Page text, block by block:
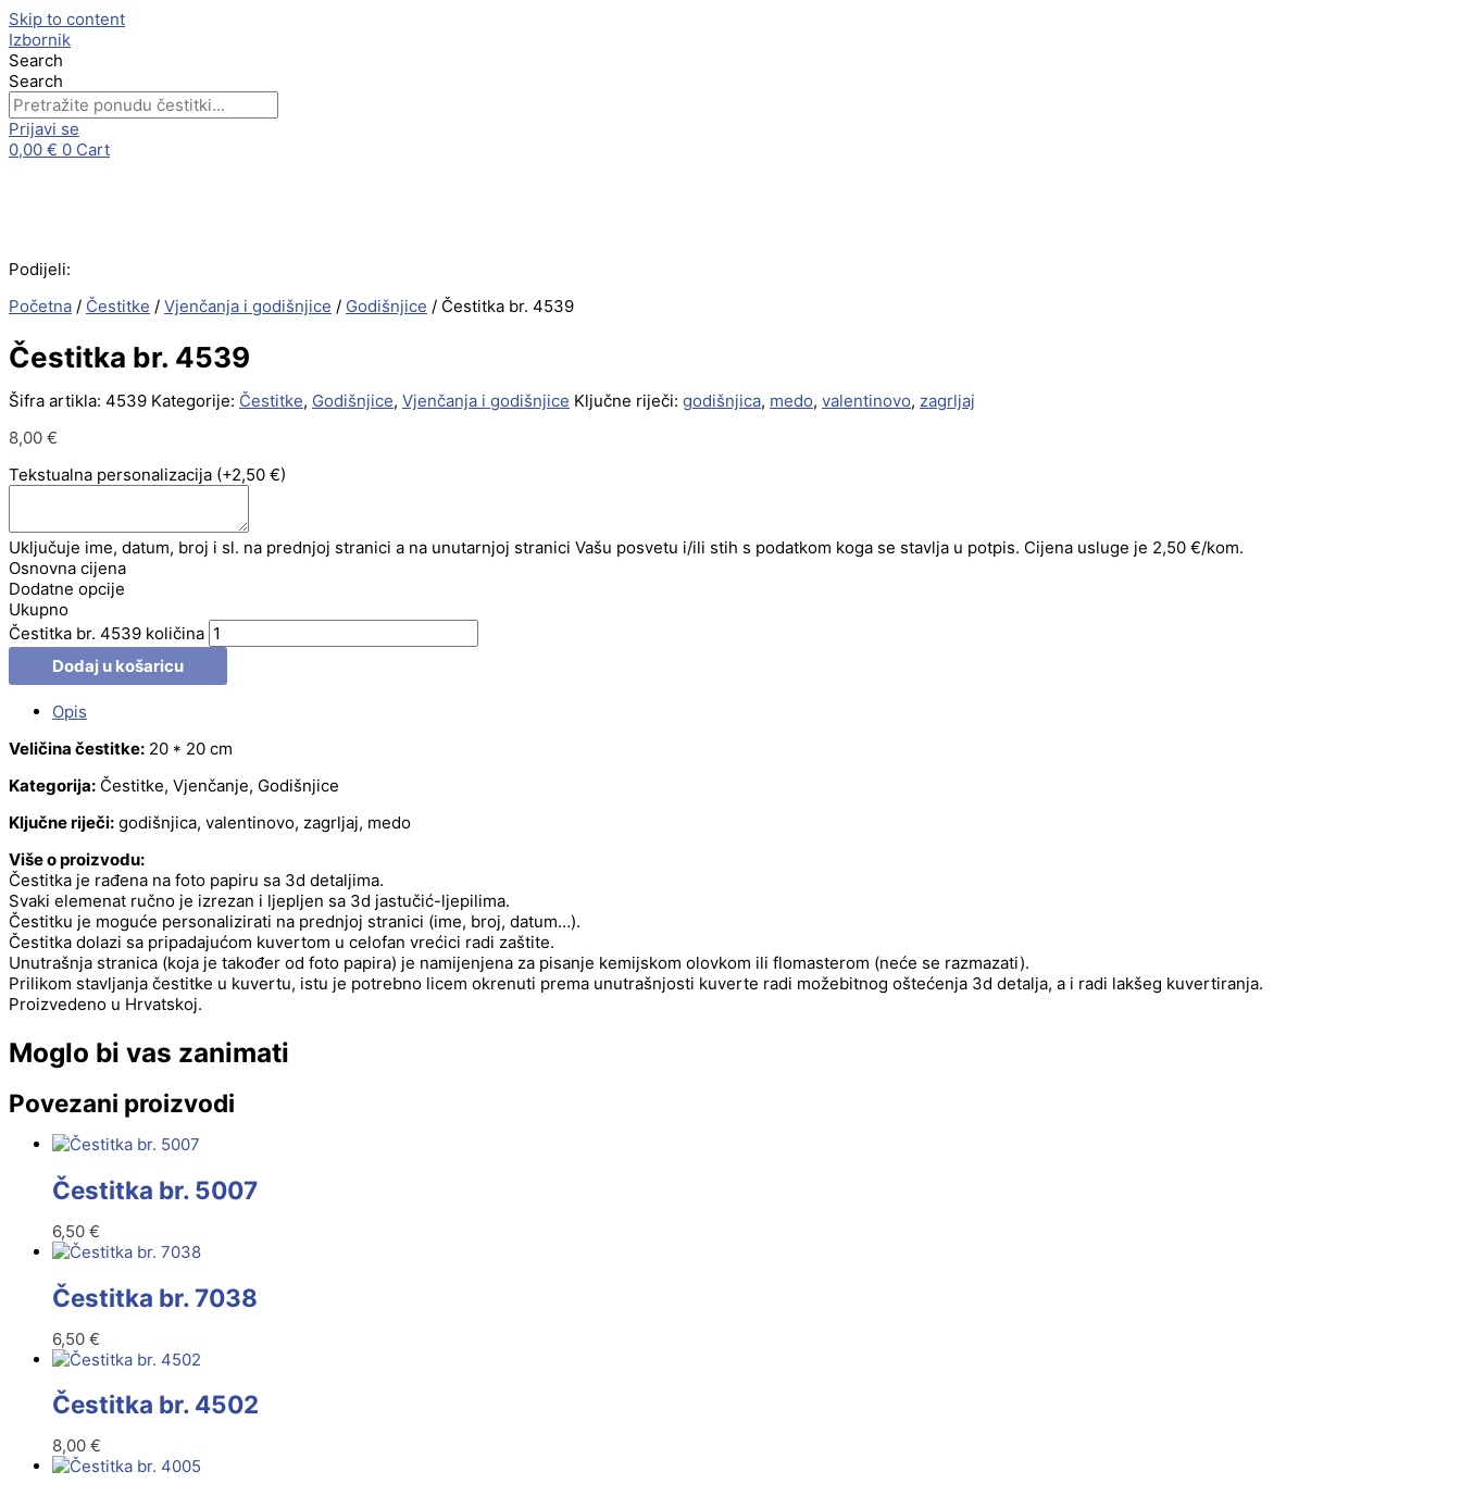
Skip to content
Izbornik
Search
Search
Prijavi se
0,00 € 0 Cart
Podijeli:
Početna / Čestitke / Vjenčanja i godišnjice / Godišnjice / Čestitka br. 4539
Čestitka br. 4539
Šifra artikla: 4539 Kategorije: Čestitke, Godišnjice, Vjenčanja i godišnjice Ključne riječi: godišnjica, medo, valentinovo, zagrljaj
8,00 €
Tekstualna personalizacija (+2,50 €)
Uključuje ime, datum, broj i sl. na prednjoj stranici a na unutarnjoj stranici Vašu posvetu i/ili stih s podatkom koga se stavlja u potpis. Cijena usluge je 2,50 €/kom.
Osnovna cijena
Dodatne opcije
Ukupno
Čestitka br. 4539 količina
Dodaj u košaricu
Opis
Veličina čestitke: 20 * 20 cm
Kategorija: Čestitke, Vjenčanje, Godišnjice
Ključne riječi: godišnjica, valentinovo, zagrljaj, medo
Više o proizvodu:
Čestitka je rađena na foto papiru sa 3d detaljima.
Svaki elemenat ručno je izrezan i ljepljen sa 3d jastučić-ljepilima.
Čestitku je moguće personalizirati na prednjoj stranici (ime, broj, datum…).
Čestitka dolazi sa pripadajućom kuvertom u celofan vrećici radi zaštite.
Unutrašnja stranica (koja je također od foto papira) je namijenjena za pisanje kemijskom olovkom ili flomasterom (neće se razmazati).
Prilikom stavljanja čestitke u kuvertu, istu je potrebno licem okrenuti prema unutrašnjosti kuverte radi možebitnog oštećenja 3d detalja, a i radi lakšeg kuvertiranja.
Proizvedeno u Hrvatskoj.
Moglo bi vas zanimati
Povezani proizvodi
Čestitka br. 5007
6,50 €
Čestitka br. 7038
6,50 €
Čestitka br. 4502
8,00 €